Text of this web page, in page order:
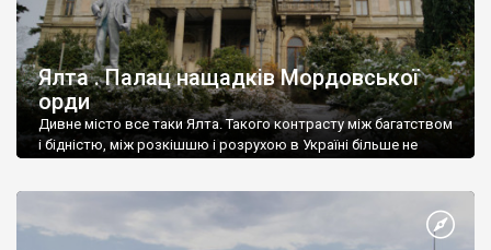
Ялта . Палац нащадків Мордовської
орди
Дивне місто все таки Ялта. Такого контрасту між багатством
і бідністю, між розкішшю і розрухою в Україні більше не